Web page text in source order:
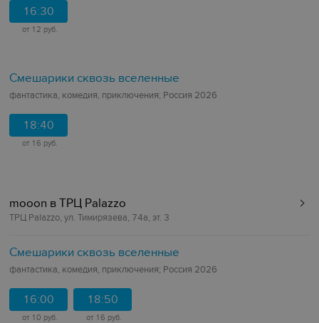
16:30
от 12 руб.
Смешарики сквозь вселенные
фантастика, комедия, приключения; Россия 2026
18:40
от 16 руб.
mooon в ТРЦ Palazzo
ТРЦ Palazzo, ул. Тимирязева, 74а, эт. 3
Смешарики сквозь вселенные
фантастика, комедия, приключения; Россия 2026
16:00
от 10 руб.
18:50
от 16 руб.